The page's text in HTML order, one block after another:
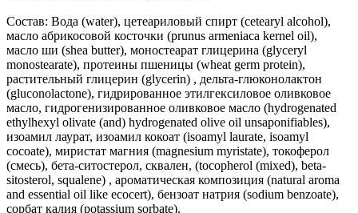
Состав: Вода (water), цетеариловый спирт (cetearyl alcohol),
масло абрикосовой косточки (prunus armeniaca kernel oil),
масло ши (shea butter), моностеарат глицерина (glyceryl
monostearate), протеины пшеницы (wheat germ protein),
растительный глицерин (glycerin) , дельта-глюконолактон
(gluconolactone), гидрированное этилгексиловое оливковое
масло, гидрогенизированное оливковое масло (hydrogenated
ethylhexyl olivate (and) hydrogenated olive oil unsaponifiables),
изоамил лаурат, изоамил кокоат (isoamyl laurate, isoamyl
cocoate), миристат магния (magnesium myristate), токоферол
(смесь), бета-ситостерол, сквален, (tocopherol (mixed), beta-
sitosterol, squalene) , ароматическая композиция (natural aroma
and essential oil like ecocert), бензоат натрия (sodium benzoate),
сорбат калия (potassium sorbate).